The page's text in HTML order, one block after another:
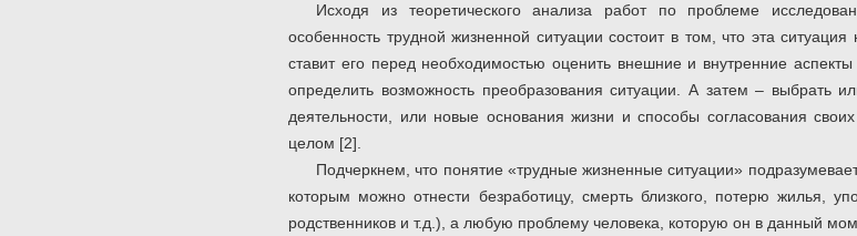
Исходя из теоретического анализа работ по проблеме
особенность трудной жизненной ситуации состоит в том, что эта
ставит его перед необходимостью оценить внешние и внутренние
определить возможность преобразования ситуации. А затем – выбрать
деятельности, или новые основания жизни и способы согласования
целом [2].
Подчеркнем, что понятие «трудные жизненные ситуации»
которым можно отнести безработицу, смерть близкого, потерю жилья,
родственников и т.д.), а любую проблему человека, которую он в данный